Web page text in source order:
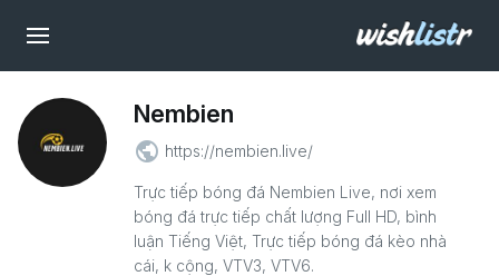
Nembien
public https://nembien.live/
Trực tiếp bóng đá Nembien Live, nơi xem
bóng đá trực tiếp chất lượng Full HD, bình
luận Tiếng Việt, Trực tiếp bóng đá kèo nhà
cái, k cộng, VTV3, VTV6.